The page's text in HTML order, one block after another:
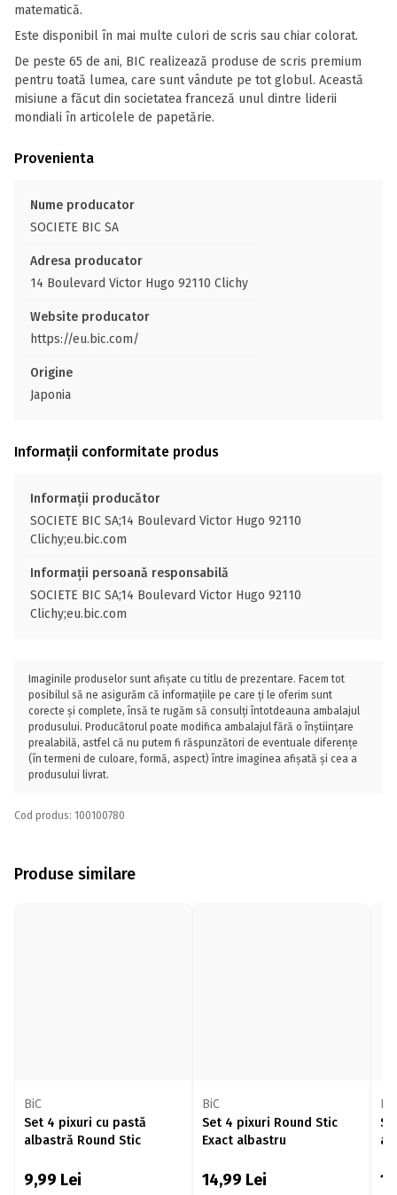
matematică.
Este disponibil în mai multe culori de scris sau chiar colorat.
De peste 65 de ani, BIC realizează produse de scris premium
pentru toată lumea, care sunt vândute pe tot globul. Această
misiune a făcut din societatea franceză unul dintre liderii
mondiali în articolele de papetărie.
Provenienta
Nume producator
SOCIETE BIC SA
Adresa producator
14 Boulevard Victor Hugo 92110 Clichy
Website producator
https://eu.bic.com/
Origine
Japonia
Informații conformitate produs
Informații producător
SOCIETE BIC SA;14 Boulevard Victor Hugo 92110
Clichy;eu.bic.com
Informații persoană responsabilă
SOCIETE BIC SA;14 Boulevard Victor Hugo 92110
Clichy;eu.bic.com
Imaginile produselor sunt afișate cu titlu de prezentare. Facem tot
posibilul să ne asigurăm că informațiile pe care ți le oferim sunt
corecte și complete, însă te rugăm să consulți întotdeauna ambalajul
produsului. Producătorul poate modifica ambalajul fără o înștiințare
prealabilă, astfel că nu putem fi răspunzători de eventuale diferențe
(în termeni de culoare, formă, aspect) între imaginea afișată și cea a
produsului livrat.
Cod produs: 100100780
Produse similare
BiC
Set 4 pixuri cu pastă
albastră Round Stic
9,99 Lei
BiC
Set 4 pixuri Round Stic
Exact albastru
14,99 Lei
BiC